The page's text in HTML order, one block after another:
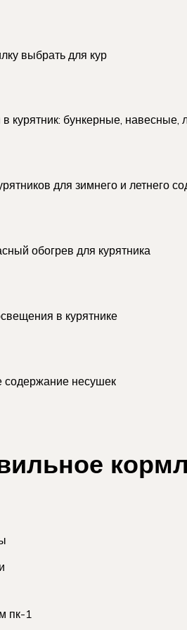
выбрать для кур
курятник: бункерные, навесные,
для зимнего и летнего
обогрев для курятника
в курятнике
содержание несушек
пк-1